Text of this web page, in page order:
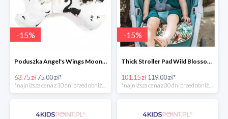
-15%
Poduszka Angel's Wings Moonlight Swan Powder Pink La Millou -15%
63.75 zł75.00 zł*
-15%
Thick Stroller Pad Wild Blossom Powder Pink Velvet Collection La Millou -15%
101.15 zł119.00 zł*